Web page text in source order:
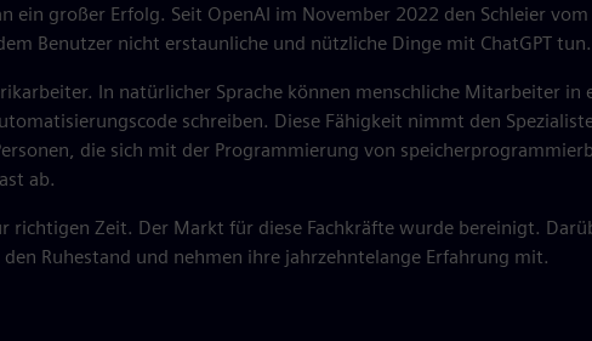
ein großer Erfolg. Seit OpenAI im November 2022 den Schleier
Benutzer nicht erstaunliche und nützliche Dinge mit ChatGPT tun.
In natürlicher Sprache können menschliche Mitarbeiter in
schreiben. Diese Fähigkeit nimmt den
die sich mit der Programmierung von
ab.
richtigen Zeit. Der Markt für diese Fachkräfte wurde bereinigt.
Ruhestand und nehmen ihre jahrzehntelange Erfahrung mit.